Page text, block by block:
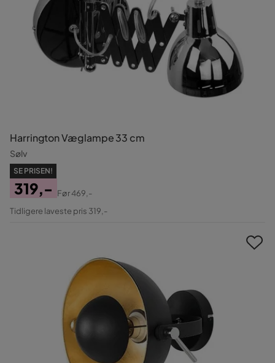
Harrington Væglampe 33 cm
Sølv
SE PRISEN!
Pris
319,-
Original
Før469,-
Tidligere laveste pris 319,-